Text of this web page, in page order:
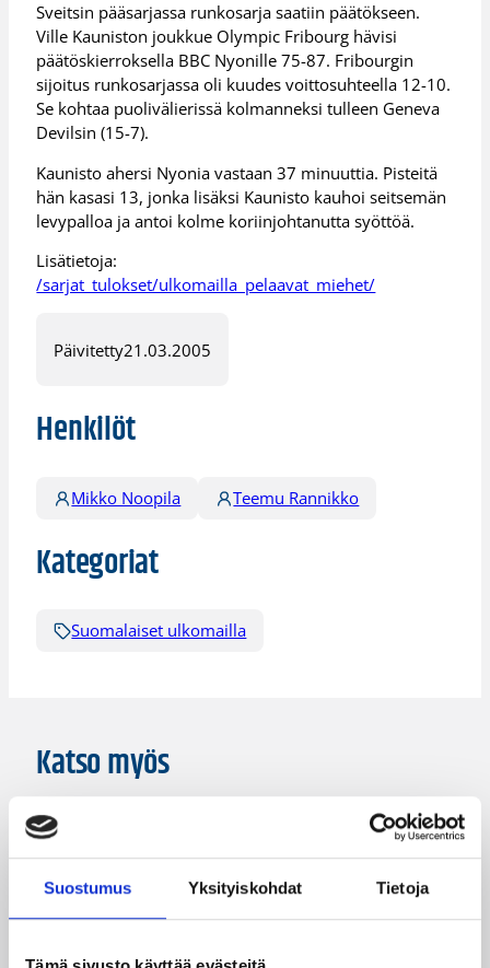
Suostumus Yksityiskohdat Tietoja
Sveitsin pääsarjassa runkosarja saatiin päätökseen.
Ville Kauniston joukkue Olympic Fribourg hävisi
päätöskierroksella BBC Nyonille 75-87. Fribourgin
sijoitus runkosarjassa oli kuudes voittosuhteella 12-10.
Se kohtaa puolivälierissä kolmanneksi tulleen Geneva
Devilsin (15-7).
Kaunisto ahersi Nyonia vastaan 37 minuuttia. Pisteitä
hän kasasi 13, jonka lisäksi Kaunisto kauhoi seitsemän
levypalloa ja antoi kolme koriinjohtanutta syöttöä.
Lisätietoja:
/sarjat_tulokset/ulkomailla_pelaavat_miehet/
Päivitetty21.03.2005
Henkilöt
Mikko Noopila Teemu Rannikko
Kategoriat
Suomalaiset ulkomailla
Katso myös